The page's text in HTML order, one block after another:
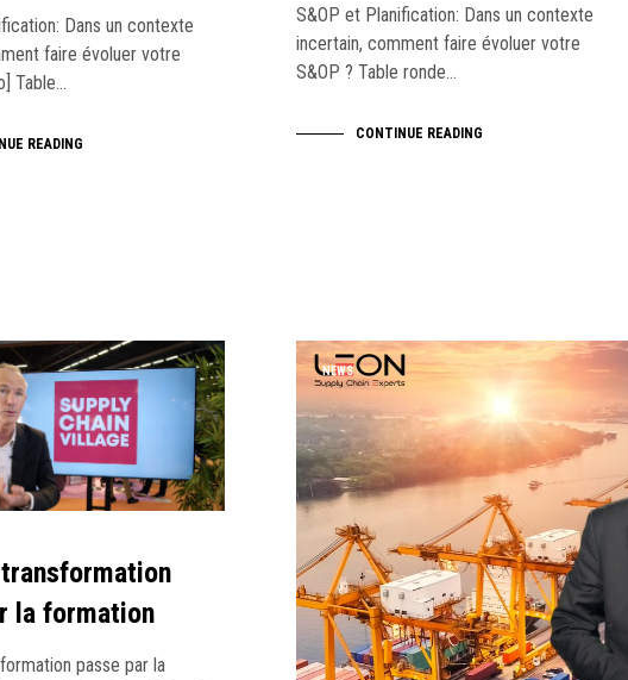
Dans un contexte
faire évoluer votre
Table…
READING
S&OP et Planification: Dans un contexte
incertain, comment faire évoluer votre
S&OP ? Table ronde…
CONTINUE READING
transformation
la formation
passe par la
NEWS